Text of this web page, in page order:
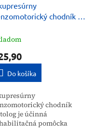
chodník na
Do košíka
chodník
je účinná
pomôcka